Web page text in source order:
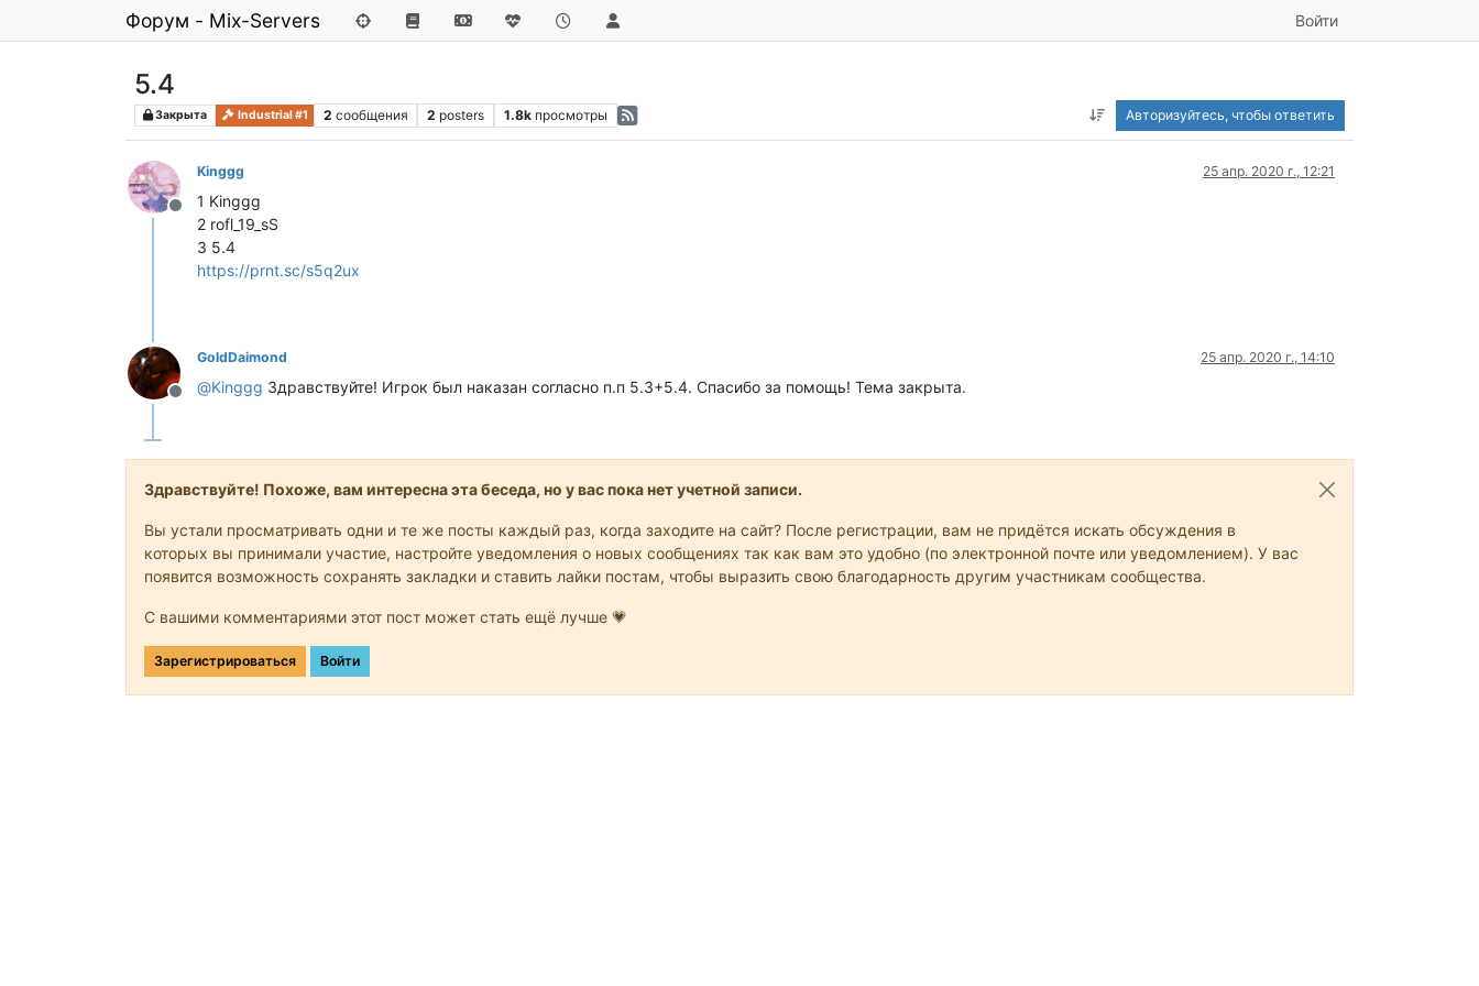
Форум - Mix-Servers Войти
5.4
Закрыта Industrial #1 2 сообщения 2 posters 1.8k просмотры Авторизуйтесь, чтобы ответить
Не в сети
Kinggg 25 апр. 2020 г., 12:21
1 Kinggg
2 rofl_19_sS
3 5.4
https://prnt.sc/s5q2ux
Не в сети
GoldDaimond 25 апр. 2020 г., 14:10
@Kinggg Здравствуйте! Игрок был наказан согласно п.п 5.3+5.4. Спасибо за помощь! Тема закрыта.
Здравствуйте! Похоже, вам интересна эта беседа, но у вас пока нет учетной записи.
Вы устали просматривать одни и те же посты каждый раз, когда заходите на сайт? После регистрации, вам не придётся искать обсуждения в
которых вы принимали участие, настройте уведомления о новых сообщениях так как вам это удобно (по электронной почте или уведомлением). У вас
появится возможность сохранять закладки и ставить лайки постам, чтобы выразить свою благодарность другим участникам сообщества.
С вашими комментариями этот пост может стать ещё лучше 💗
Зарегистрироваться Войти